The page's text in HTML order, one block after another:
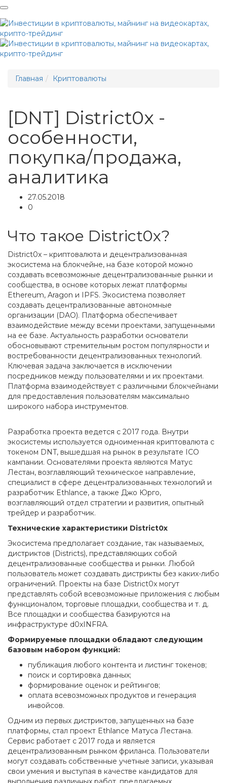
Главная Криптовалюты
[DNT] District0x -
особенности,
покупка/продажа,
аналитика
27.05.2018
0
Что такое District0x?
District0x – криптовалюта и децентрализованная
экосистема на блокчейне, на базе которой можно
создавать всевозможные децентрализованные рынки и
сообщества, в основе которых лежат платформы
Ethereum, Aragon и IPFS. Экосистема позволяет
создавать децентрализованные автономные
организации (DAO). Платформа обеспечивает
взаимодействие между всеми проектами, запущенными
на ее базе. Актуальность разработки основатели
обосновывают стремительным ростом популярности и
востребованности децентрализованных технологий.
Ключевая задача заключается в исключении
посредников между пользователями и их проектами.
Платформа взаимодействует с различными блокчейнами
для предоставления пользователям максимально
широкого набора инструментов.
Разработка проекта ведется с 2017 года. Внутри
экосистемы используется одноименная криптовалюта с
токеном DNT, вышедшая на рынок в результате ICO
кампании. Основателями проекта являются Матус
Лестан, возглавляющий техническое направление,
специалист в сфере децентрализованных технологий и
разработчик Ethlance, а также Джо Юрго,
возглавляющий отдел стратегии и развития, опытный
трейдер и разработчик.
Технические характеристики District0x
Экосистема предполагает создание, так называемых,
дистриктов (Districts), представляющих собой
децентрализованные сообщества и рынки. Любой
пользователь может создавать дистрикты без каких-либо
ограничений. Проекты на базе District0x могут
представлять собой всевозможные приложения с любым
функционалом, торговые площадки, сообщества и т. д.
Все площадки и сообщества базируются на
инфраструктуре d0xINFRA.
Формируемые площадки обладают следующим
базовым набором функций:
публикация любого контента и листинг токенов;
поиск и сортировка данных;
формирование оценок и рейтингов;
оплата всевозможных продуктов и генерация
инвойсов.
Одним из первых дистриктов, запущенных на базе
платформы, стал проект Ethlance Матуса Лестана.
Сервис работает с 2017 года и является
децентрализованным рынком фриланса. Пользователи
могут создавать собственные учетные записи, указывая
свои умения и выступая в качестве кандидатов для